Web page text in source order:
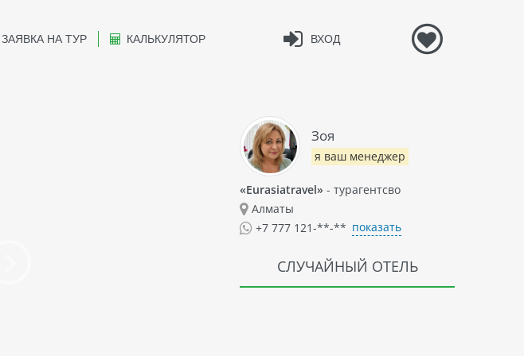
ВХОД
ЗАЯВКА НА ТУР КАЛЬКУЛЯТОР
Зоя
я ваш менеджер
«Eurasiatravel» - турагентсво
Алматы
+7 777 121-**-** показать
СЛУЧАЙНЫЙ ОТЕЛЬ